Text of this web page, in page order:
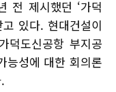
전 제시했던 ‘가덕
있다. 현대건설이
덕도신공항 부지공
능성에 대한 회의론